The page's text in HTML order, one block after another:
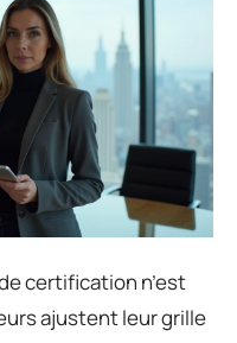
certification n’est
ajustent leur grille